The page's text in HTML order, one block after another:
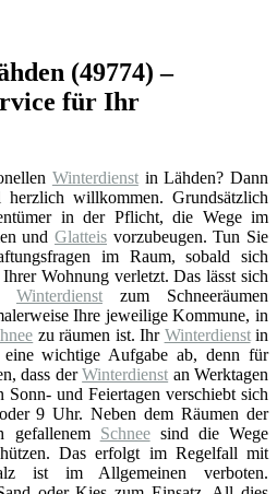
(49774) –
für Ihr
Winterdienstin Lähden? Dann
willkommen. Grundsätzlich
in der Pflicht, die Wege im
undGlatteis vorzubeugen. Tun Sie
im Raum, sobald sich
Wohnung verletzt. Das lässt sich
Winterdienst zum Schneeräumen
Ihre jeweilige Kommune, in
zu räumen ist. Ihr Winterdienstin
wichtige Aufgabe ab, denn für
dass derWinterdienst an Werktagen
und Feiertagen verschiebt sich
9 Uhr. Neben dem Räumen der
gefallenem Schneesind die Wege
Das erfolgt im Regelfall mit
ist im Allgemeinen verboten.